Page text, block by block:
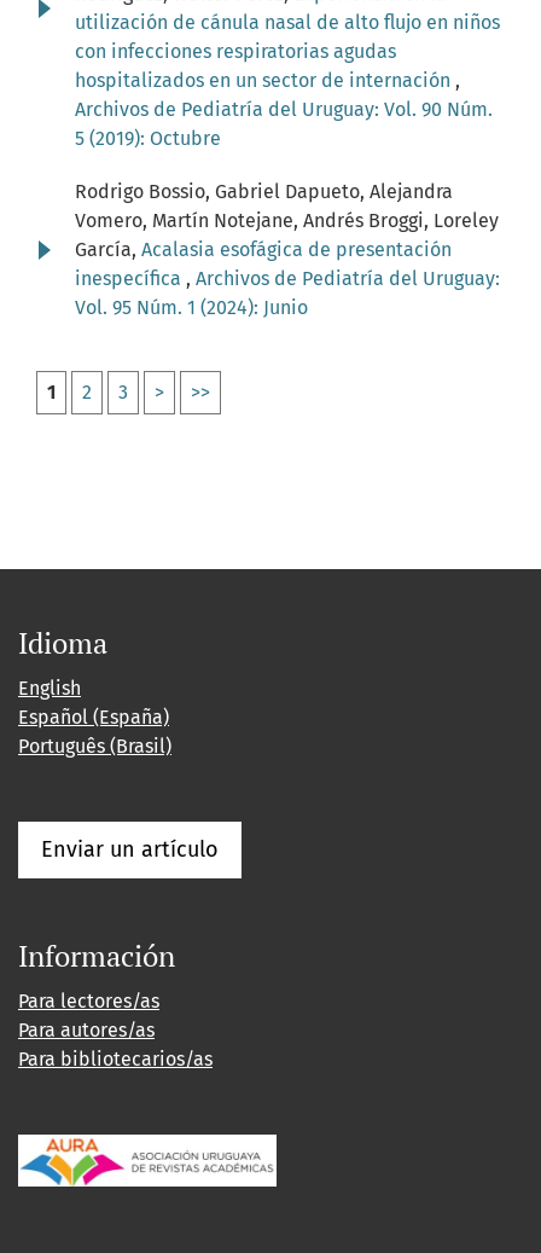
utilización de cánula nasal de alto flujo en niños
con infecciones respiratorias agudas
hospitalizados en un sector de internación ,
Archivos de Pediatría del Uruguay: Vol. 90 Núm.
5 (2019): Octubre
Rodrigo Bossio, Gabriel Dapueto, Alejandra
Vomero, Martín Notejane, Andrés Broggi, Loreley
García, Acalasia esofágica de presentación
inespecífica , Archivos de Pediatría del Uruguay:
Vol. 95 Núm. 1 (2024): Junio
1 2 3 > >>
Idioma
English
Español (España)
Português (Brasil)
Enviar un artículo
Información
Para lectores/as
Para autores/as
Para bibliotecarios/as